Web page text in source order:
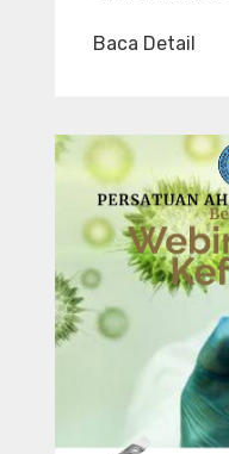
Baca Detail